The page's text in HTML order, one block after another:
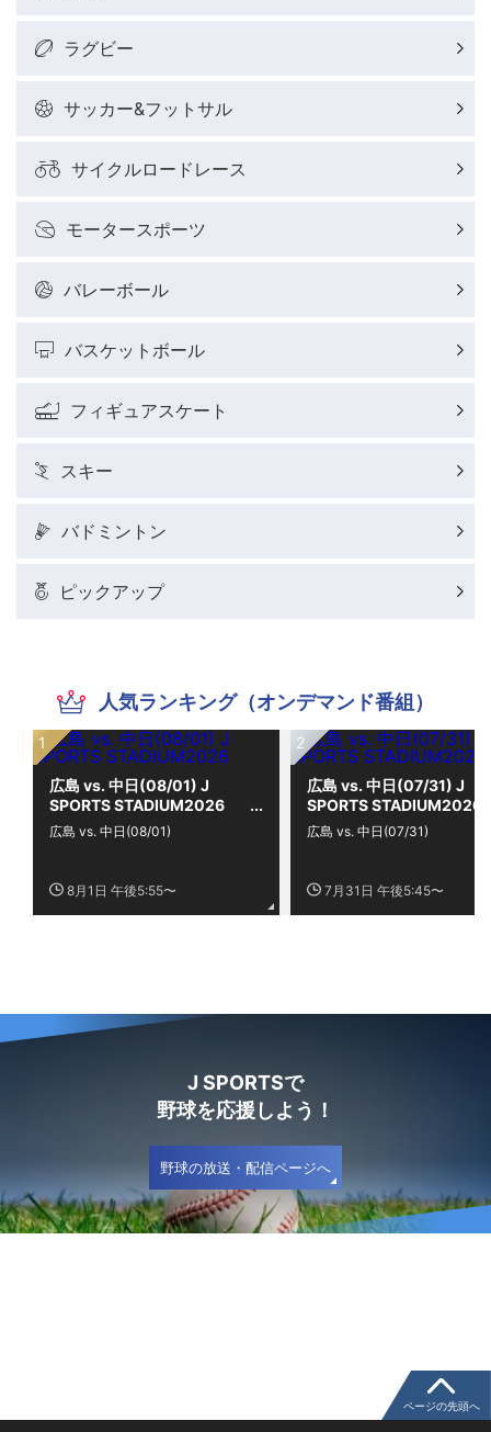
ラグビー
サッカー&フットサル
サイクルロードレース
モータースポーツ
バレーボール
バスケットボール
フィギュアスケート
スキー
バドミントン
ピックアップ
人気ランキング（オンデマンド番組）
広島 vs. 中日(08/01) J
SPORTS STADIUM2026
8月1日 午後5:55〜
広島 vs. 中日(08/01)
広島 vs. 中日(07/31) J
SPORTS STADIUM2026
7月31日 午後5:45〜
広島 vs. 中日(07/31)
J SPORTSで
野球を応援しよう！
野球の放送・配信ページへ
ページの先頭へ